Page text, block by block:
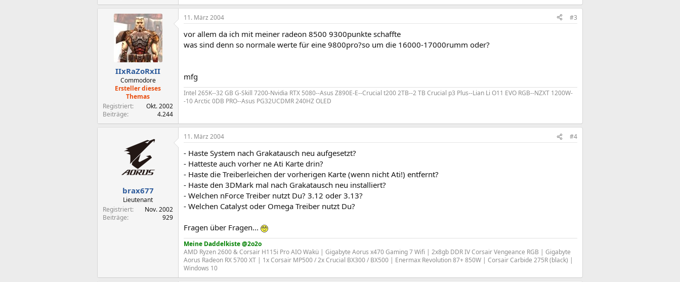
IIxRaZoRxII
Commodore
Ersteller dieses
Themas
Registriert
Okt. 2002
Beiträge
4.244
11. März 2004 #3
vor allem da ich mit meiner radeon 8500 9300punkte schaffte
was sind denn so normale werte für eine 9800pro?so um die 16000-17000rumm oder?
mfg
Intel 265K--32 GB G-Skill 7200-Nvidia RTX 5080--Asus Z890E-E--Crucial t200 2TB--2 TB Crucial p3 Plus--Lian Li O11 EVO RGB--NZXT 1200W-
-10 Arctic 0DB PRO--Asus PG32UCDMR 240HZ OLED
brax677
Lieutenant
Registriert
Nov. 2002
Beiträge
929
11. März 2004 #4
- Haste System nach Grakatausch neu aufgesetzt?
- Hatteste auch vorher ne Ati Karte drin?
- Haste die Treiberleichen der vorherigen Karte (wenn nicht Ati!) entfernt?
- Haste den 3DMark mal nach Grakatausch neu installiert?
- Welchen nForce Treiber nutzt Du? 3.12 oder 3.13?
- Welchen Catalyst oder Omega Treiber nutzt Du?
Fragen über Fragen...
Meine Daddelkiste @2o2o
AMD Ryzen 2600 & Corsair H115i Pro AIO Wakü | Gigabyte Aorus x470 Gaming 7 Wifi | 2x8gb DDR IV Corsair Vengeance RGB | Gigabyte
Aorus Radeon RX 5700 XT | 1x Corsair MP500 / 2x Crucial BX300 / BX500 | Enermax Revolution 87+ 850W | Corsair Carbide 275R (black) |
Windows 10